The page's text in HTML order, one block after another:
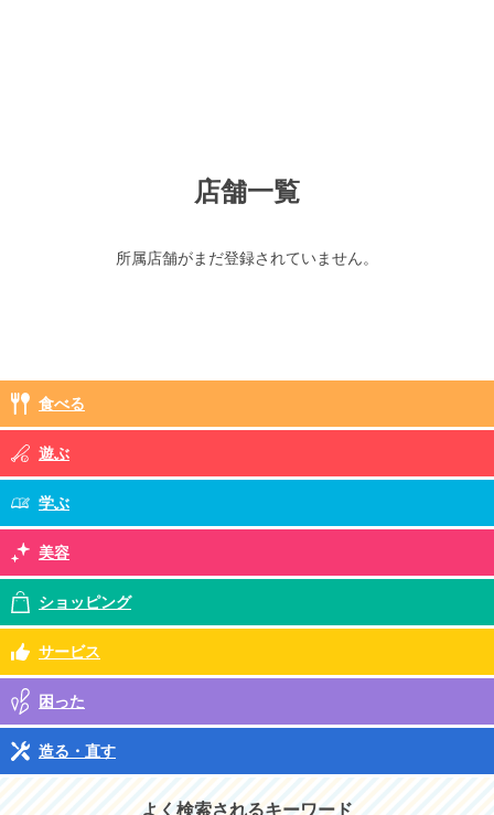
店舗一覧
所属店舗がまだ登録されていません。
食べる
遊ぶ
学ぶ
美容
ショッピング
サービス
困った
造る・直す
よく検索されるキーワード